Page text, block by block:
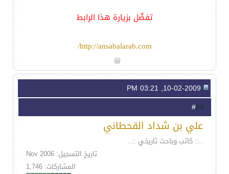
تفضّل بزيارة هذا الرابط
http://ansabalarab.com/
62
علي بن شداد القحطاني
..:: كاتب وباحث تاريخي ::..
تاريخ التسجيل: Nov 2006
المشاركات: 1,746